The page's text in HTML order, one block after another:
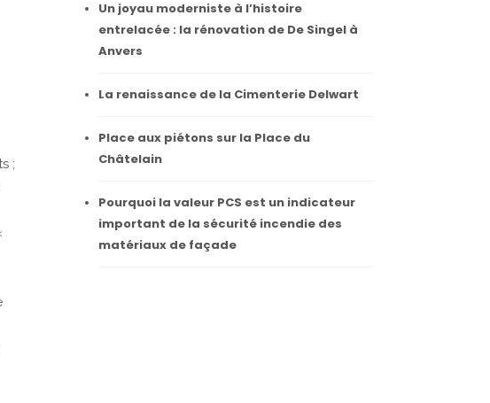
;
Un joyau moderniste à l’histoire
entrelacée : la rénovation de De Singel à
Anvers
La renaissance de la Cimenterie Delwart
Place aux piétons sur la Place du
Châtelain
Pourquoi la valeur PCS est un indicateur
important de la sécurité incendie des
matériaux de façade